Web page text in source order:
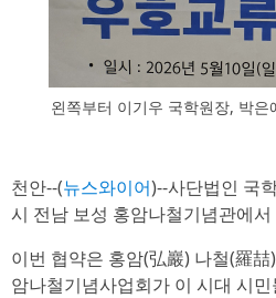
왼쪽부터 이기우 국학원장, 박
천안--(뉴스와이어)--사단법인 국
시 전남 보성 홍암나철기념관에
이번 협약은 홍암(弘巖) 나철(羅
암나철기념사업회가 이 시대 시